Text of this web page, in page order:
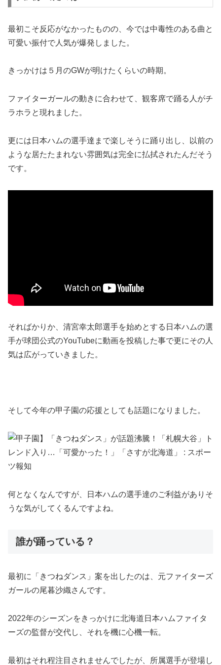
最初こそ反応がなかったものの、今では中毒性のある曲と
可愛い振付で人気が爆発しました。
きっかけは５月のGWが明けたくらいの時期。
ファイターガールの動きに合わせて、観客席で踊る人がチ
ラホラと現れました。
更には日本ハムの選手達まで楽しそうに踊り出し、以前の
ような居たたまれない雰囲気は完全に払拭されたんだそう
です。
そればかりか、清宮幸太郎選手を始めとする日本ハムの選
手が球団公式のYouTubeに動画を投稿した事で更にその人
気は広がっていきました。
そして今年の甲子園の応援としても話題になりました。
何となくなんですが、日本ハムの選手達のご利益がありそ
うな気がしてくるんですよね。
誰が踊っている？
最初に「きつねダンス」案を出したのは、元ファイターズ
ガールの尾暮沙織さんです。
2022年のシーズンをきっかけに北海道日本ハムファイタ
ーズの監督が交代し、それを機に心機一転。
最初はそれ程注目されませんでしたが、所属選手が登場し